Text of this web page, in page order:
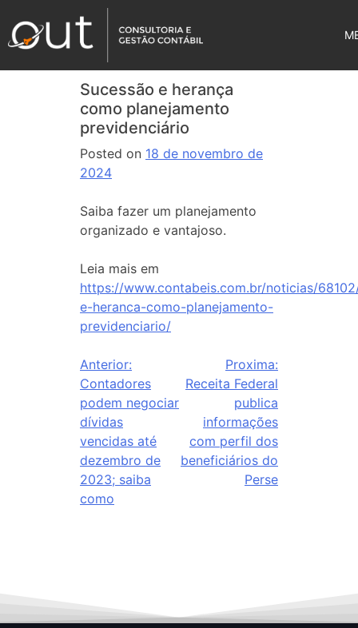
Sucessão e herança
como planejamento
previdenciário
Posted on 18 de novembro de
2024
Saiba fazer um planejamento
organizado e vantajoso.
Leia mais em
https://www.contabeis.com.br/noticias/
e-heranca-como-planejamento-
previdenciario/
Anterior:
Contadores
podem negociar
dívidas
vencidas até
dezembro de
2023; saiba
como
Proxima:
Receita Federal
publica
informações
com perfil dos
beneficiários do
Perse